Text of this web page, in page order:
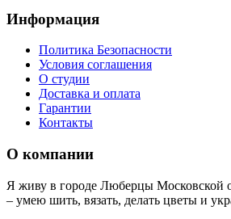
Информация
Политика Безопасности
Условия соглашения
О студии
Доставка и оплата
Гарантии
Контакты
О компании
Я живу в городе Люберцы Московской
– умею шить, вязать, делать цветы и